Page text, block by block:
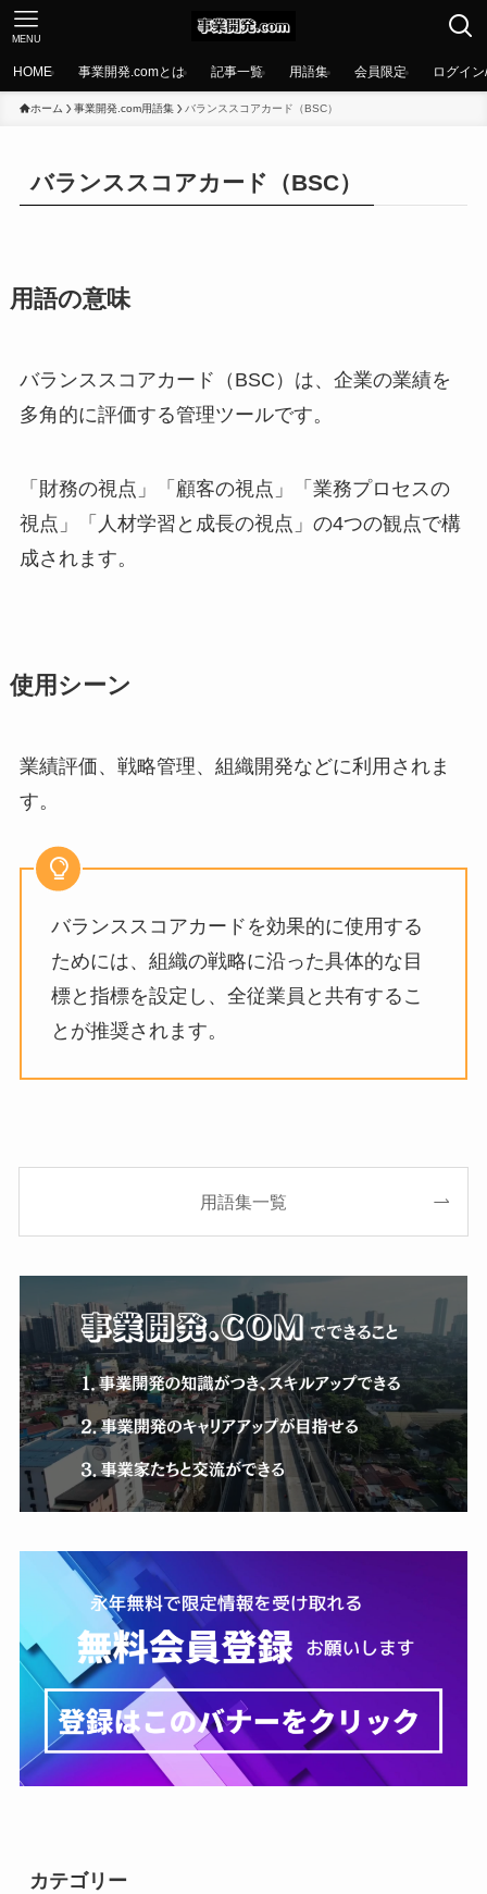
MENU
HOME 事業開発.comとは 記事一覧 用語集 会員限定 ログイ
ホーム 事業開発.com用語集 バランススコアカード（BSC）
バランススコアカード（BSC）
用語の意味
バランススコアカード（BSC）は、企業の業績を
多角的に評価する管理ツールです。
「財務の視点」「顧客の視点」「業務プロセスの
視点」「人材学習と成長の視点」の4つの観点で構
成されます。
使用シーン
業績評価、戦略管理、組織開発などに利用されま
す。
バランススコアカードを効果的に使用する
ためには、組織の戦略に沿った具体的な目
標と指標を設定し、全従業員と共有するこ
とが推奨されます。
用語集一覧
カテゴリー